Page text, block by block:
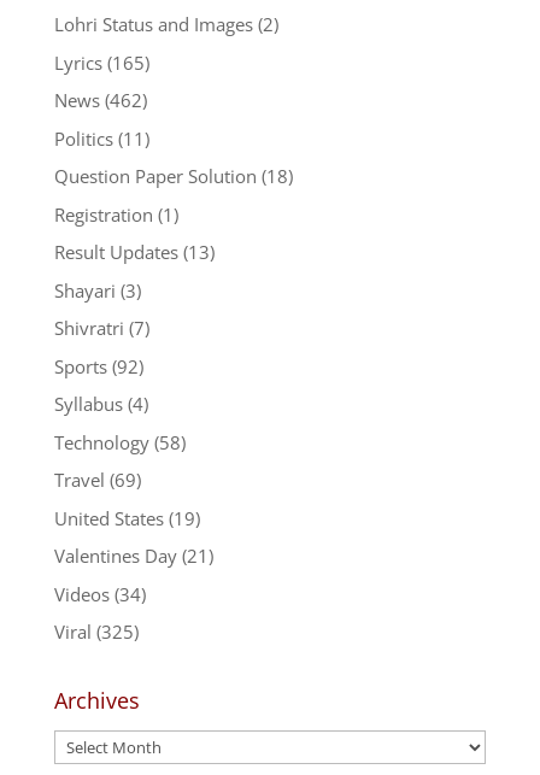
Lohri Status and Images(2)
Lyrics(165)
News(462)
Politics(11)
Question Paper Solution (18)
Registration (1)
Result Updates(13)
Shayari (3)
Shivratri (7)
Sports(92)
Syllabus(4)
Technology(58)
Travel (69)
United States(19)
Valentines Day(21)
Videos(34)
Viral (325)
Archives
Archives